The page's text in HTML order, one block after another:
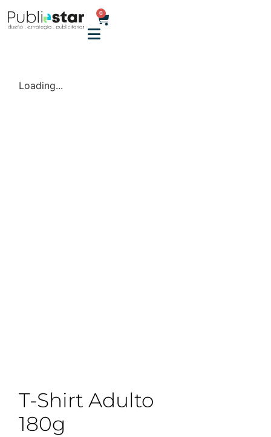
0
Loading...
T-Shirt Adulto
180g